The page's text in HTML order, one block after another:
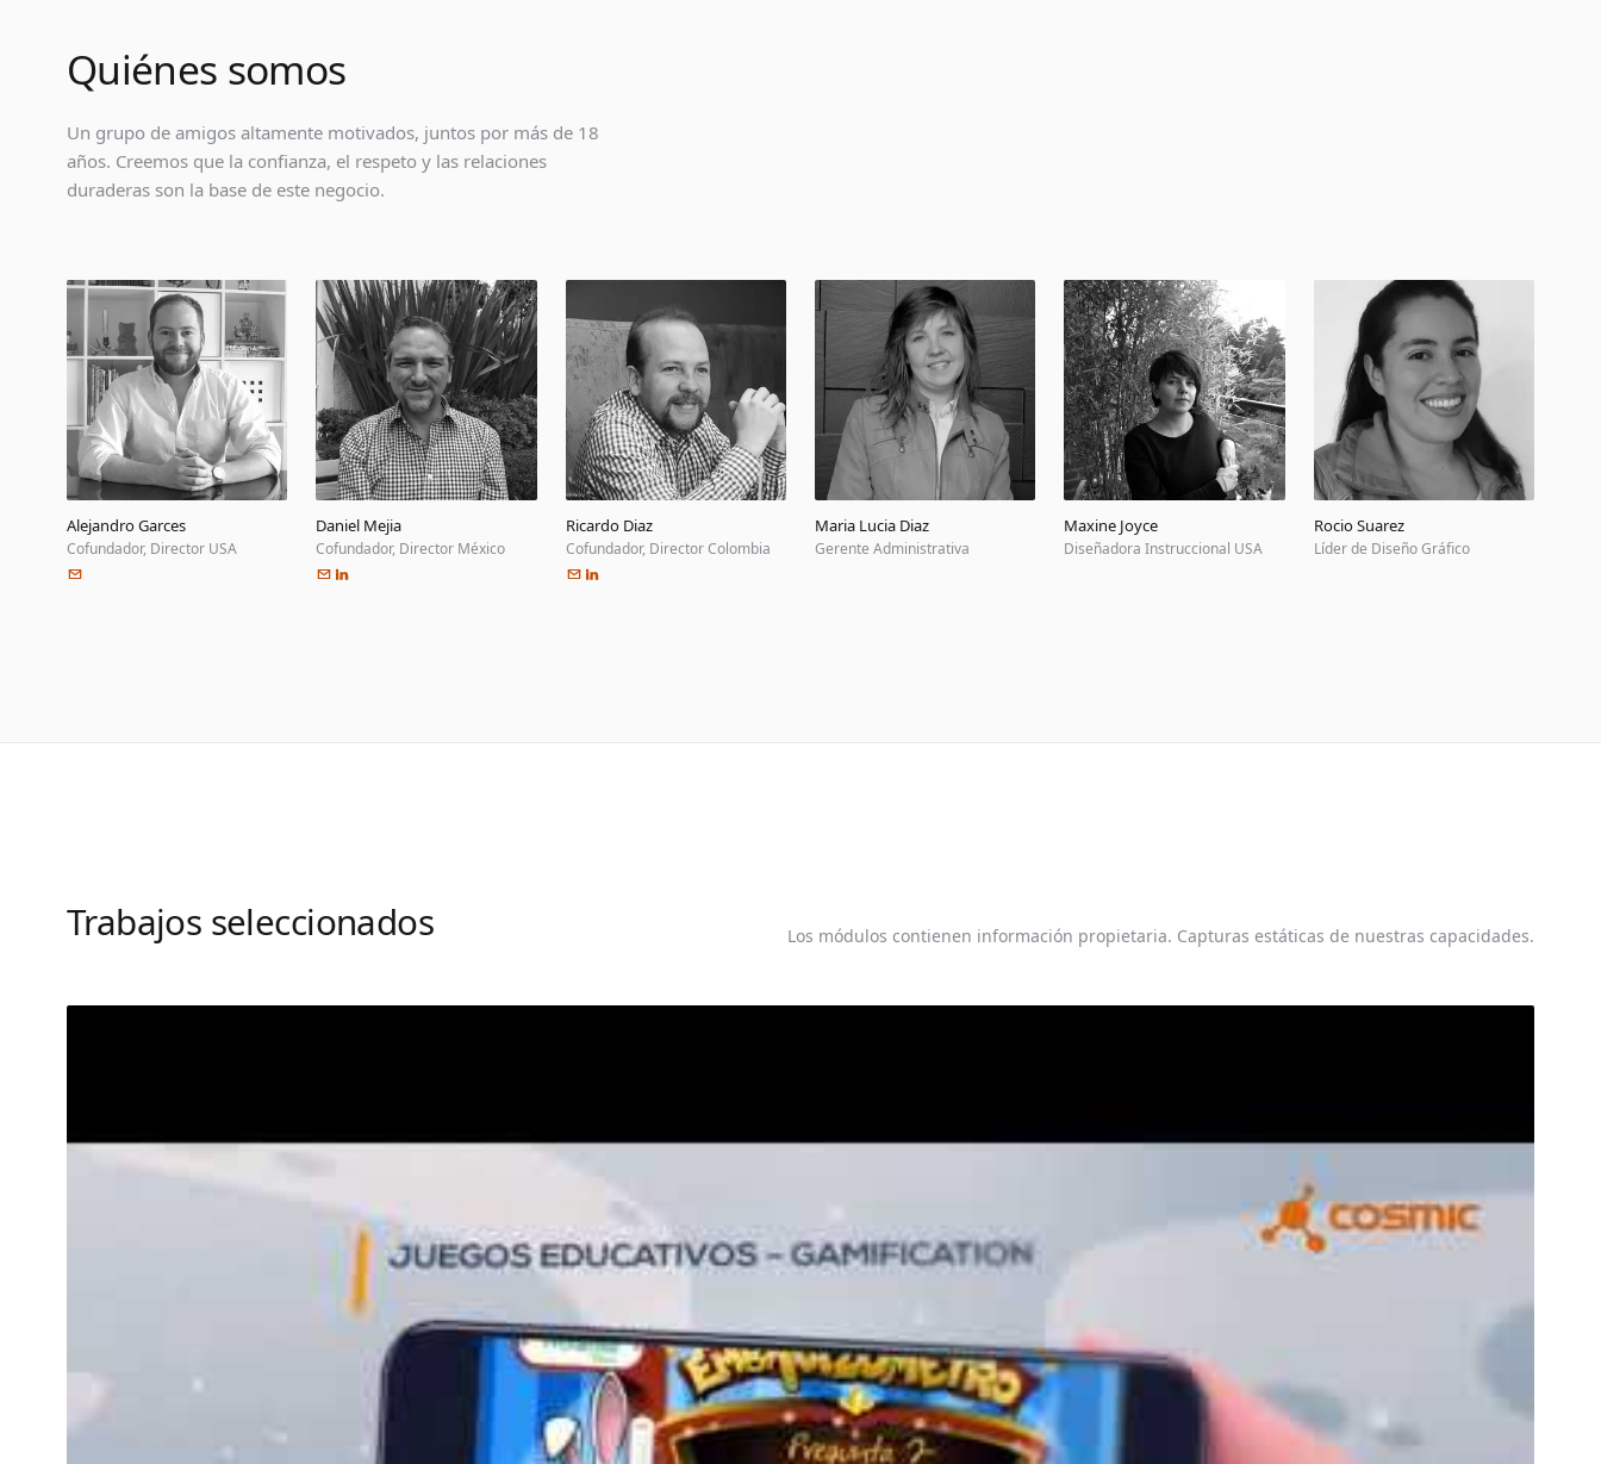
Quiénes somos
Un grupo de amigos altamente motivados, juntos por más de 18
años. Creemos que la confianza, el respeto y las relaciones
duraderas son la base de este negocio.
Alejandro Garces
Cofundador, Director USA
Daniel Mejia
Cofundador, Director México
Ricardo Diaz
Cofundador, Director Colombia
Maria Lucia Diaz
Gerente Administrativa
Maxine Joyce
Diseñadora Instruccional USA
Rocio Suarez
Líder de Diseño Gráfico
Trabajos seleccionados Los módulos contienen información propietaria. Capturas estáticas de nuestras capacidades.